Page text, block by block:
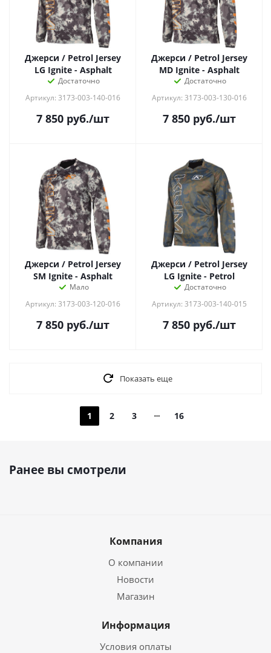
Джерси / Petrol Jersey
LG Ignite - Asphalt
Достаточно
Артикул: 3173-003-140-016
7 850 руб./шт
Джерси / Petrol Jersey
MD Ignite - Asphalt
Достаточно
Артикул: 3173-003-130-016
7 850 руб./шт
Джерси / Petrol Jersey
SM Ignite - Asphalt
Мало
Артикул: 3173-003-120-016
7 850 руб./шт
Джерси / Petrol Jersey
LG Ignite - Petrol
Достаточно
Артикул: 3173-003-140-015
7 850 руб./шт
Показать еще
1 2 3 16
Ранее вы смотрели
Компания
О компании
Новости
Магазин
Информация
Условия оплаты